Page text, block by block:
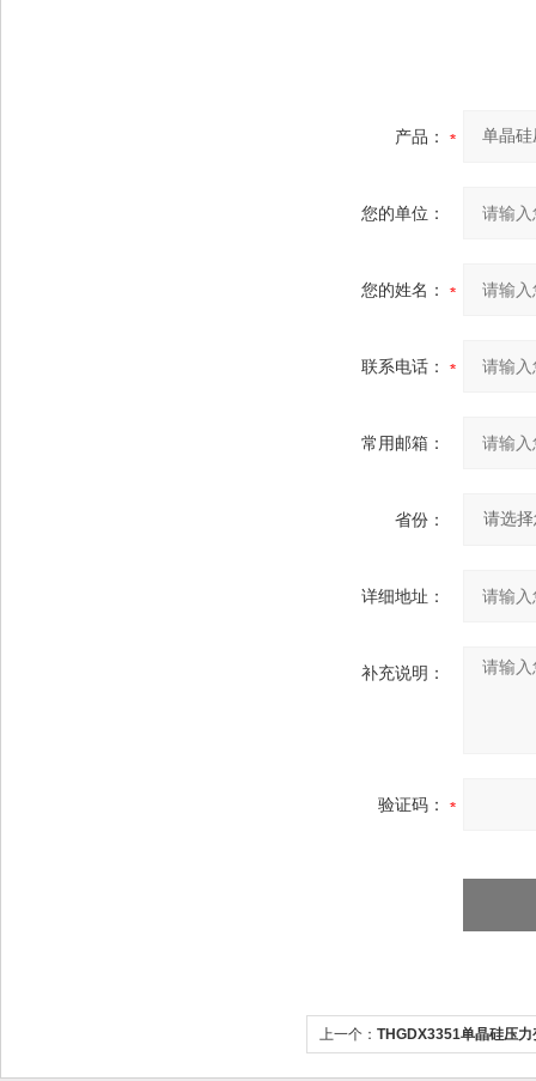
产品：
您的单位：
您的姓名：
联系电话：
常用邮箱：
省份：
详细地址：
补充说明：
验证码：
上一个： THGDX3351单晶硅压